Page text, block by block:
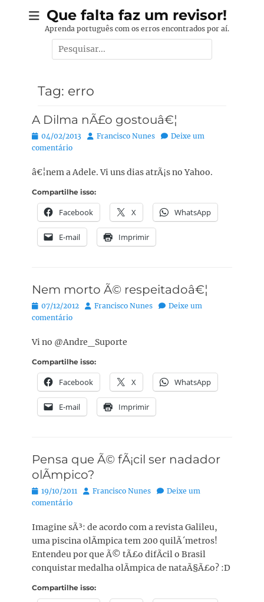
Que falta faz um revisor!
Aprenda português com os erros encontrados por aí.
Pesquisar
por:
Tag: erro
A Dilma nÃ£o gostouâ€¦
Posted
on
04/02/2013 Autor:
Francisco Nunes
Deixe um
comentário
â€¦nem a Adele. Vi uns dias atrÃ¡s no Yahoo.
Compartilhe isso:
Facebook X WhatsApp
E-mail Imprimir
Nem morto Ã© respeitadoâ€¦
Posted
on
07/12/2012 Autor:
Francisco Nunes
Deixe um
comentário
Vi no @Andre_Suporte
Compartilhe isso:
Facebook X WhatsApp
E-mail Imprimir
Pensa que Ã© fÃ¡cil ser nadador
olÃ­mpico?
Posted
on
19/10/2011 Autor:
Francisco Nunes
Deixe um
comentário
Imagine sÃ³: de acordo com a revista Galileu,
uma piscina olÃ­mpica tem 200 quilÃ´metros!
Entendeu por que Ã© tÃ£o difÃ­cil o Brasil
conquistar medalha olÃ­mpica de nataÃ§Ã£o? :D
Compartilhe isso: